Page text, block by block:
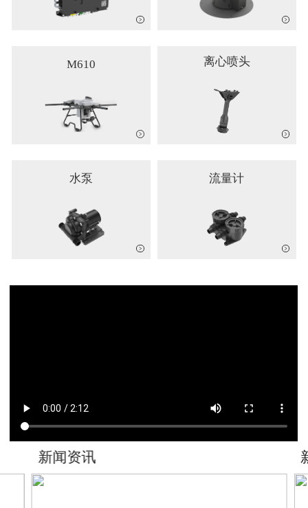
M610 离心喷头
水泵 流量计
新闻资讯